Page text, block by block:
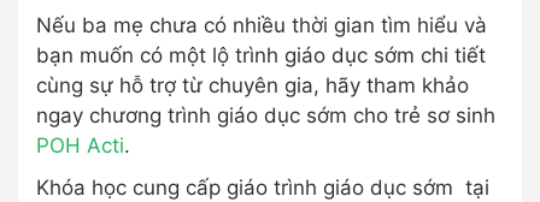
Nếu ba mẹ chưa có nhiều thời gian tìm hiểu và
bạn muốn có một lộ trình giáo dục sớm chi tiết
cùng sự hỗ trợ từ chuyên gia, hãy tham khảo
ngay chương trình giáo dục sớm cho trẻ sơ sinh
POH Acti.
Khóa học cung cấp giáo trình giáo dục sớm tại